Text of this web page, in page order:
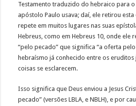
Testamento traduzido do hebraico para
apóstolo Paulo usava; daí, ele retirou
repete em muitos lugares nas suas
Hebreus, como em Hebreus 10, onde ele
“pelo pecado” que significa “a oferta pelo
hebraísmo já conhecido entre os eruditos
coisas se esclarecem.
Isso significa que Deus enviou a Jesus
pecado” (versões LBLA, e NBLH), e por